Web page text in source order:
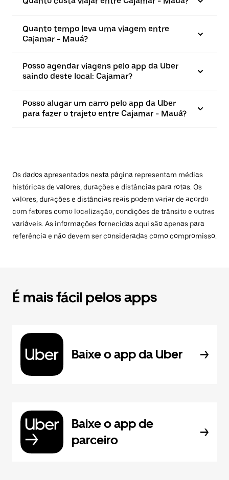
Quanto tempo leva uma viagem entre
Cajamar - Mauá?
Posso agendar viagens pelo app da Uber
saindo deste local: Cajamar?
Posso alugar um carro pelo app da Uber
para fazer o trajeto entre Cajamar - Mauá?
Os dados apresentados nesta página representam médias
históricas de valores, durações e distâncias para rotas. Os
valores, durações e distâncias reais podem variar de acordo
com fatores como localização, condições de trânsito e outras
variáveis. As informações fornecidas aqui são apenas para
referência e não devem ser consideradas como compromisso.
É mais fácil pelos apps
Baixe o app da Uber
Baixe o app de
parceiro